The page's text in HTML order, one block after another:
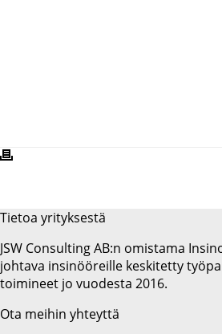
Tietoa yrityksestä
JSW Consulting AB:n omistama
johtava insinööreille keskitetty
toimineet jo vuodesta 2016.
Ota meihin yhteyttä